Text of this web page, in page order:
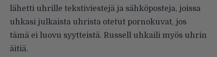
lähetti uhrille tekstiviestejä ja sähköposteja, joissa
uhkasi julkaista uhrista otetut pornokuvat, jos
tämä ei luovu syytteistä. Russell uhkaili myös uhrin
äitiä.